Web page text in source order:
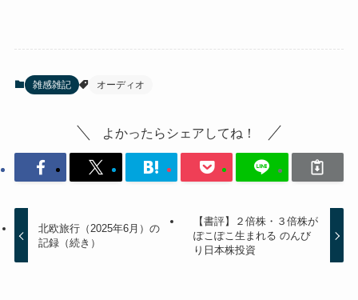
雑感雑記 オーディオ
よかったらシェアしてね！
北欧旅行（2025年6月）の
記録（続き）
【書評】２倍株・３倍株が
ぽこぽこ生まれる のんび
り日本株投資